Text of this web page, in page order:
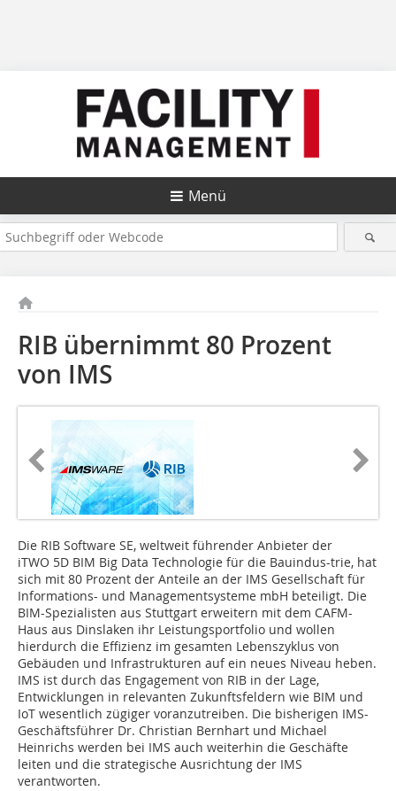
Menü
RIB übernimmt 80 Prozent
von IMS
Die RIB Software SE, weltweit führender Anbieter der
iTWO 5D BIM Big Data Technologie für die Bauindu­s-trie, hat
sich mit 80 Prozent der Anteile an der IMS ­Gesellschaft für
Informations- und Managementsysteme mbH beteiligt. Die
BIM-Spezialisten aus Stuttgart erweitern mit dem CAFM-
Haus aus Dinslaken ihr Leistungsportfolio und wollen
hierdurch die Effizienz im gesamten Lebenszyklus von
Gebäuden und Infrastrukturen auf ein neues Niveau heben.
IMS ist durch das Engagement von RIB in der Lage,
Entwicklungen in relevanten Zukunftsfeldern wie BIM und
IoT wesentlich zügiger voranzutreiben. Die bisherigen IMS-
Geschäftsführer Dr. Christian Bernhart und Michael
Heinrichs werden bei IMS auch weiterhin die Geschäfte
leiten und die strategische Ausrichtung der IMS
verantworten.